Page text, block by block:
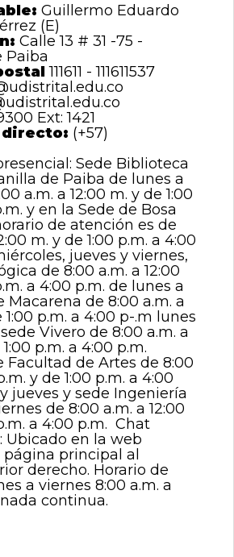
Guillermo Eduardo
(E)
Calle 13 # 31 -75 -
Paiba
111611 - 111611537
Ext: 1421
(+57)
Sede Biblioteca
de Paiba de lunes a
a.m. a 12:00 m. y de 1:00
y en la Sede de Bosa
de atención es de
m. y de 1:00 p.m. a 4:00
jueves y viernes,
de 8:00 a.m. a 12:00
a 4:00 p.m. de lunes a
Macarena de 8:00 a.m. a
1:00 p.m. a 4:00 p-.m lunes
Vivero de 8:00 a.m. a
p.m. a 4:00 p.m.
Facultad de Artes de 8:00
y de 1:00 p.m. a 4:00
jueves y sede Ingeniería
de 8:00 a.m. a 12:00
a 4:00 p.m. Chat
Ubicado en la web
principal al
derecho. Horario de
a viernes 8:00 a.m. a
continua.